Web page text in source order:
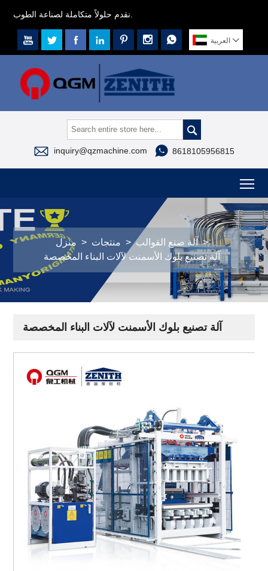
       العربية 

 inquiry@qzmachine.com  8618105956815
منزل > منتجات > آلة صنع القوالب >
آلة تصنيع بلوك الأسمنت لآلات البناء المخصصة
آلة تصنيع بلوك الأسمنت لآلات البناء المخصصة